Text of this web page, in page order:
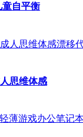
童自平衡
思维体感